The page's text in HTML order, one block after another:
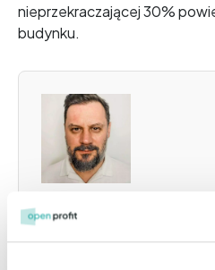
nieprzekraczającej 30%
budynku.
MANAGING